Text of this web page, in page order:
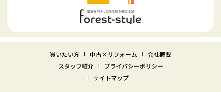
買いたい方 中古×リフォーム
会社概要
スタッフ紹介
プライバシーポリシー
サイトマップ